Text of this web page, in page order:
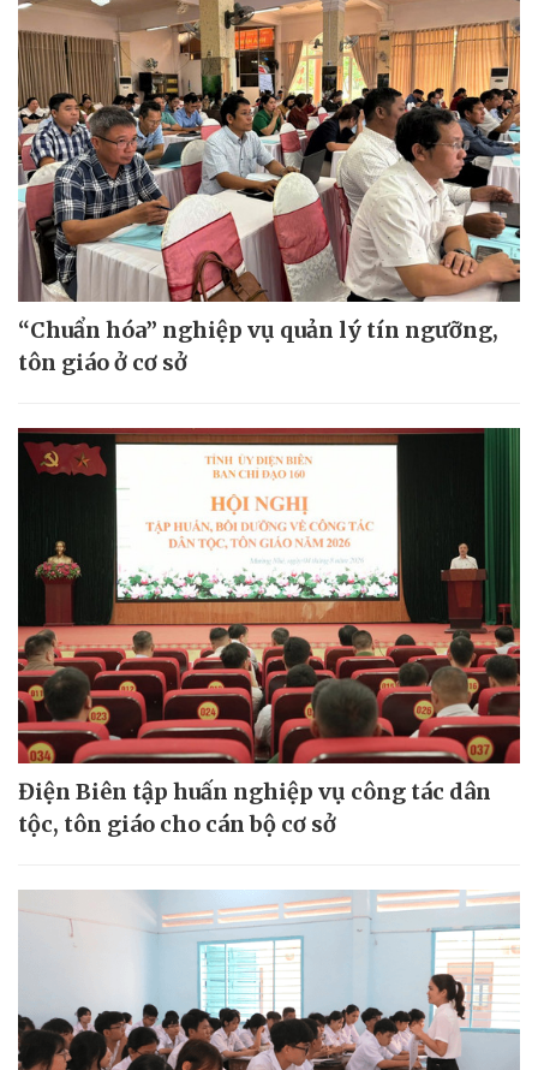
“Chuẩn hóa” nghiệp vụ quản lý tín ngưỡng,
tôn giáo ở cơ sở
Điện Biên tập huấn nghiệp vụ công tác dân
tộc, tôn giáo cho cán bộ cơ sở